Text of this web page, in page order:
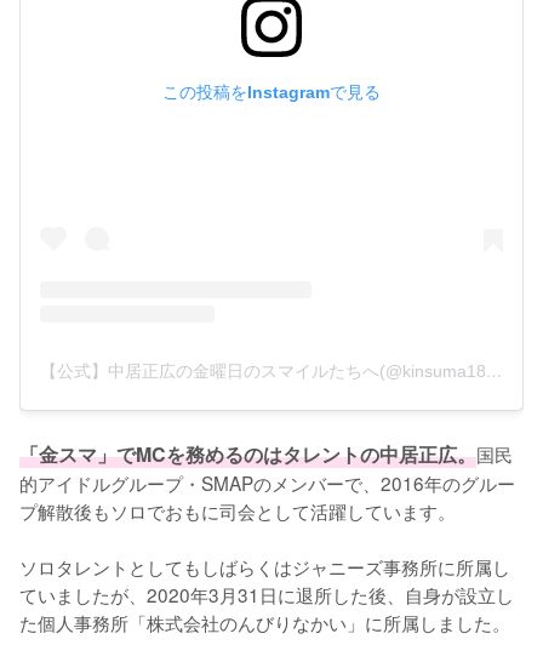
この投稿をInstagramで見る
【公式】中居正広の金曜日のスマイルたちへ(@kinsuma18_tbs)がシェアした投稿
「金スマ」でMCを務めるのはタレントの中居正広。国民
的アイドルグループ・SMAPのメンバーで、2016年のグルー
プ解散後もソロでおもに司会として活躍しています。
ソロタレントとしてもしばらくはジャニーズ事務所に所属し
ていましたが、2020年3月31日に退所した後、自身が設立し
た個人事務所「株式会社のんびりなかい」に所属しました。